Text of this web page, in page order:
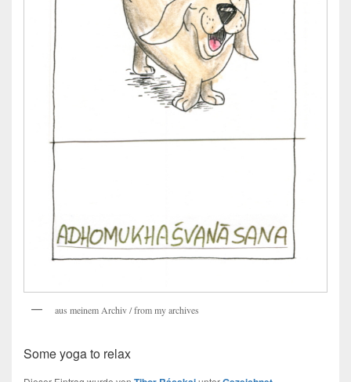
aus meinem Archiv / from my archives
Some yoga to relax